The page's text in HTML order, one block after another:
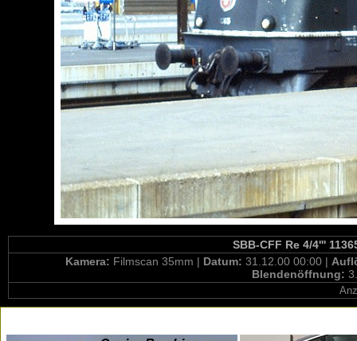
SBB-CFF Re 4/4'''
Kamera: Filmscan 35mm | Datum: 31.12.00 00:00 |
Blendenöffnung: